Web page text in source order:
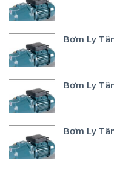
Bơm Ly
Bơm Ly
Bơm Ly